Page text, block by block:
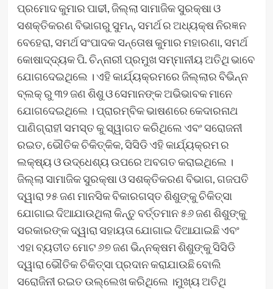
ପ୍ରମୋଦ କୁମାର ପାଢୀ, ଜିଲ୍ଲା ସାମାଜିକ ସୁରକ୍ଷା ଓ
ସଶକ୍ତିକରଣ ବିଭାଗରୁ ସୁମନ୍, ସମର୍ଥ ର ଅଧ୍ୟକ୍ଷ ନିରଜ୍ଞନ
ବେହେରା, ସମର୍ଥ ସଂପାଦକ ସନ୍ତୋଷ କୁମାର ମହାରଣା, ସମର୍ଥ
କୋଷାଦ୍ଦ୍ୟକ ପି. ଚିନ୍ନାରୀ ପ୍ରମୁଖ ସମ୍ମାନୀୟ ଅତିଥି ଭାବେ
ଯୋଗଦେଇଥିଲେ । ଏହି କାର୍ଯ୍ୟକ୍ରମରେ ଜିଲ୍ଲାର ବିଭିନ୍ନ
ବ୍ଲକ୍ ରୁ ୩୨ ଜଣ ଶିଶୁ ଓ ସେମାନଙ୍କ ଅଭିଭାବକ ମାନେ
ଯୋଗଦେଇଥିଲେ । ପ୍ରାରମ୍ବିକ ଭାଷଣରେ କେଦାରନାଥ
ପାଣିଗ୍ରାହୀ ସମସ୍ତ କୁ ସ୍ୱାଗତ କରିଥିଲେ ଏବଂ ସରୋଜନୀ
ରଇତ, ଭୌତିକ ଚିକିତ୍କିକ, ସିସିଡି ଏହି କାର୍ଯ୍ୟକ୍ରମ ର
ଲକ୍ଷ୍ୟ ଓ ଉଦ୍ଧେଶ୍ୟ ଉପରେ ଅବଗତ କରାଇଥିଲେ ।
ଜିଲ୍ଲା ସାମାଜିକ ସୁରକ୍ଷା ଓ ସଶକ୍ତିକରଣ ବିଭାଗ, ଗଜପତି
ଦ୍ୱାରା ୨୫ ଜଣ ମାନସିକ ବିକାରଗସ୍ତ ଶିଶୁଙ୍କୁ ଚିକିତ୍ସା
ଯୋଗାଇ ଦିଆଯାଉଥିଲା କିନ୍ତୁ ବର୍ତ୍ତମାନ ୫୬ ଜଣ ଶିଶୁଙ୍କୁ
ସରକାରଙ୍କ ଦ୍ୱାରା ସହାୟତା ଯୋଗାଇ ଦିଆଯାଇଛି ଏବଂ
ଏହା ବ୍ୟତୀତ ମୋଟ ୬୭ ଜଣ ଭିନ୍ନକ୍ଷମ ଶିଶୁଙ୍କୁ ସିସିଡି
ଦ୍ୱାରା ଭୌତିକ ଚିକିତ୍ସା ପ୍ରଦାନ କରାଯାଉଛି ବୋଲି
ସରୋଜିନୀ ରଇତ ଉଲ୍ଲେଖ କରିଥିଲେ ।ମୁଖ୍ୟ ଅତିଥି